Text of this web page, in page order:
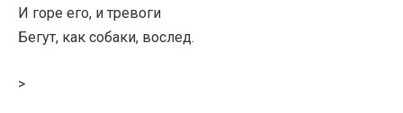
И горе его, и тревоги
Бегут, как собаки, вослед.
>